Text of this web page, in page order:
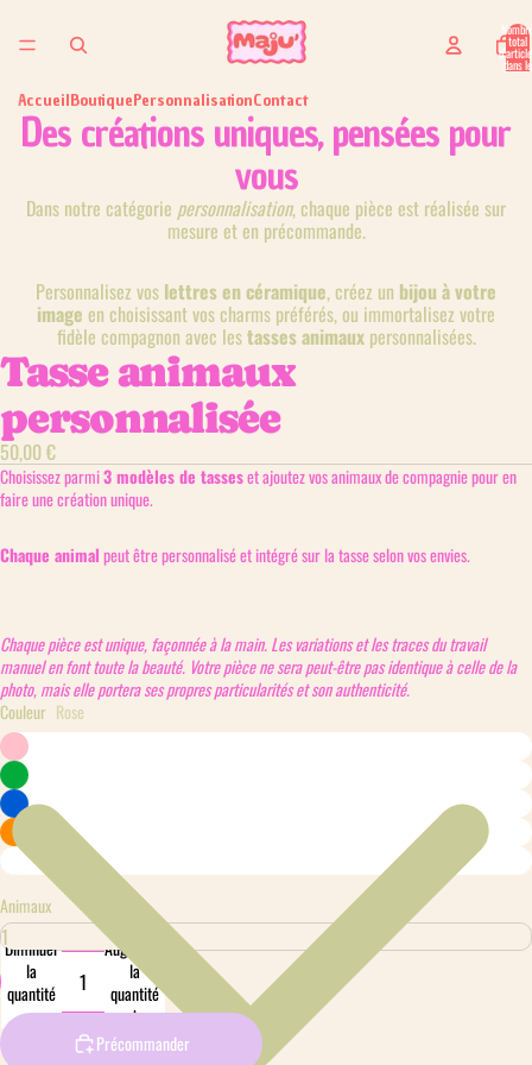
Nombre
total
dans le
panier:
AccueilBoutiquePersonnalisationContact
Des créations uniques, pensées pour
vous
Dans notre catégorie personnalisation, chaque pièce est réalisée sur
mesure et en précommande.
Personnalisez vos lettres en céramique, créez un bijou à votre
image en choisissant vos charms préférés, ou immortalisez votre
fidèle compagnon avec lestasses animauxpersonnalisées.
Tasse animaux
personnalisée
50,00 €
Choisissez parmi3 modèles de tasseset ajoutez vos animaux de compagnie pour en
faire une création unique.
Chaque animalpeut être personnalisé et intégré sur la tasse selon vos envies.
Chaque pièce est unique, façonnée à la main. Les variations et les traces du travail
manuel en font toute la beauté. Votre pièce ne sera peut-être pas identique à celle de la
photo, mais elle portera ses propres particularités et son authenticité.
Couleur Rose
Animaux
Diminuer
la
quantité
Augmenter
la
quantité
Précommander